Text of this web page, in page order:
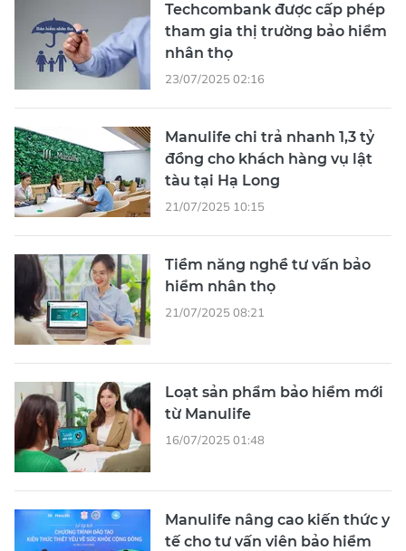
Techcombank được cấp phép
tham gia thị trường bảo hiểm
nhân thọ
23/07/2025 02:16
Manulife chi trả nhanh 1,3 tỷ
đồng cho khách hàng vụ lật
tàu tại Hạ Long
21/07/2025 10:15
Tiềm năng nghề tư vấn bảo
hiểm nhân thọ
21/07/2025 08:21
Loạt sản phẩm bảo hiểm mới
từ Manulife
16/07/2025 01:48
Manulife nâng cao kiến thức y
tế cho tư vấn viên bảo hiểm